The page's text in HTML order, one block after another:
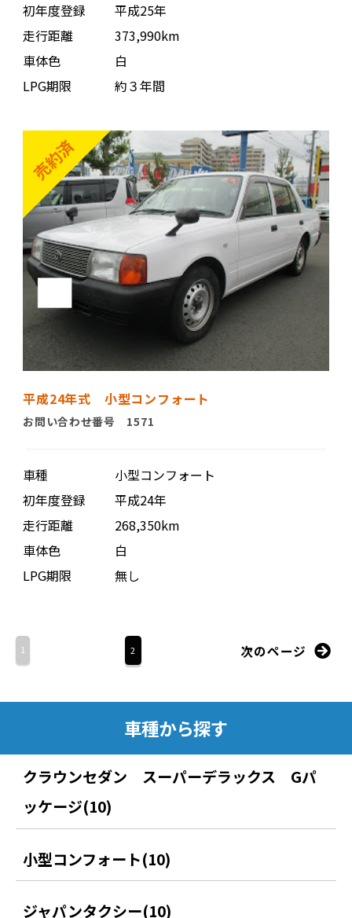
初年度登録
平成25年
走行距離
373,990km
車体色
白
LPG期限
約３年間
平成24年式 小型コンフォート
お問い合わせ番号 1571
車種
小型コンフォート
初年度登録
平成24年
走行距離
268,350km
車体色
白
LPG期限
無し
1 2 次のページ
車種から探す
クラウンセダン スーパーデラックス Gパ
ッケージ(10)
小型コンフォート(10)
ジャパンタクシー(10)